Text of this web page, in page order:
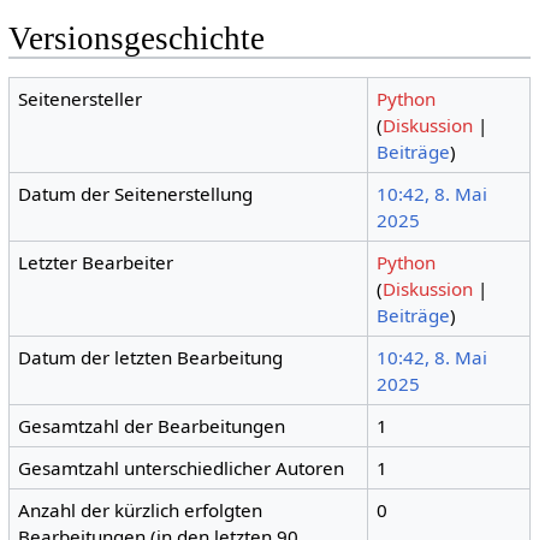
Versionsgeschichte
Seitenersteller
Python
(Diskussion |
Beiträge)
Datum der Seitenerstellung
10:42, 8. Mai
2025
Letzter Bearbeiter
Python
(Diskussion |
Beiträge)
Datum der letzten Bearbeitung
10:42, 8. Mai
2025
Gesamtzahl der Bearbeitungen
1
Gesamtzahl unterschiedlicher Autoren
1
Anzahl der kürzlich erfolgten
0